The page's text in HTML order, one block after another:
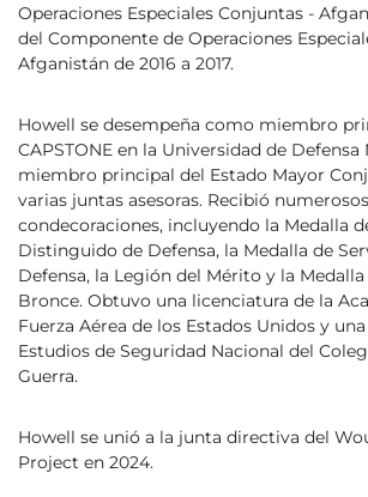
Operaciones Especiales Conjuntas -
del Componente de Operaciones
Afganistán de 2016 a 2017.
Howell se desempeña como miembro
CAPSTONE en la Universidad de
miembro principal del Estado Mayor
varias juntas asesoras. Recibió
condecoraciones, incluyendo la Medalla
Distinguido de Defensa, la Medalla de
Defensa, la Legión del Mérito y la
Bronce. Obtuvo una licenciatura de la
Fuerza Aérea de los Estados Unidos y
Estudios de Seguridad Nacional del
Guerra.
Howell se unió a la junta directiva del
Project en 2024.